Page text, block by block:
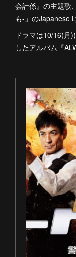
会計係』の主題歌
も-」のJapanese
ドラマは10/16(月
したアルバム『